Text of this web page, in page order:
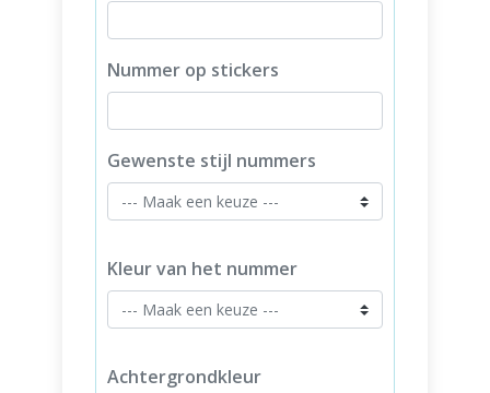
Nummer op stickers
Gewenste stijl nummers
Kleur van het nummer
Achtergrondkleur